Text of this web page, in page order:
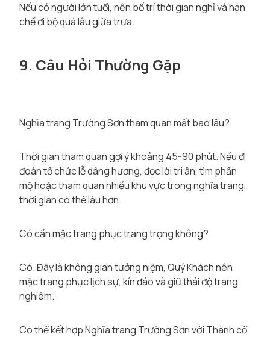
Nếu có người lớn tuổi, nên bố trí thời gian nghỉ và hạn
chế đi bộ quá lâu giữa trưa.
9. Câu Hỏi Thường Gặp
Nghĩa trang Trường Sơn tham quan mất bao lâu?
Thời gian tham quan gợi ý khoảng 45-90 phút. Nếu đi
đoàn tổ chức lễ dâng hương, đọc lời tri ân, tìm phần
mộ hoặc tham quan nhiều khu vực trong nghĩa trang,
thời gian có thể lâu hơn.
Có cần mặc trang phục trang trọng không?
Có. Đây là không gian tưởng niệm, Quý Khách nên
mặc trang phục lịch sự, kín đáo và giữ thái độ trang
nghiêm.
Có thể kết hợp Nghĩa trang Trường Sơn với Thành cổ